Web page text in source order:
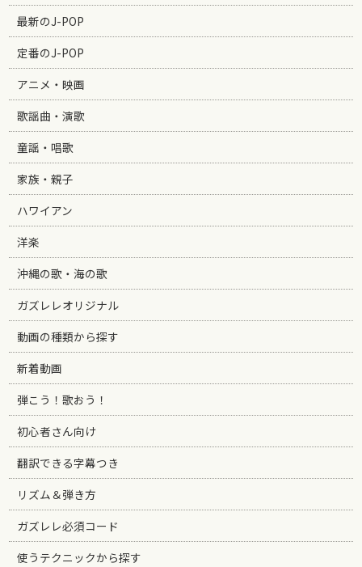
最新のJ-POP
定番のJ-POP
アニメ・映画
歌謡曲・演歌
童謡・唱歌
家族・親子
ハワイアン
洋楽
沖縄の歌・海の歌
ガズレレオリジナル
動画の種類から探す
新着動画
弾こう！歌おう！
初心者さん向け
翻訳できる字幕つき
リズム＆弾き方
ガズレレ必須コード
使うテクニックから探す